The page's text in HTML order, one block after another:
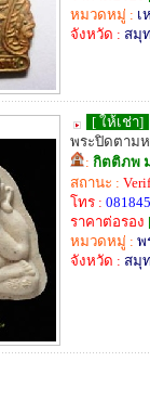
หมวดหมู่ : เ
จังหวัด : สมุ
[ ให้เช่า]
พระปิดตาม
: กิตติภพ
สถานะ :
โทร :
ราคาต่อรอง
หมวดหมู่ : พ
จังหวัด : สมุ